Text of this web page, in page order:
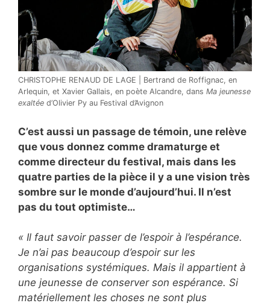
CHRISTOPHE RENAUD DE LAGE | Bertrand de Roffignac, en
Arlequin, et Xavier Gallais, en poète Alcandre, dans Ma jeunesse
exaltée d’Olivier Py au Festival d’Avignon
C’est aussi un passage de témoin, une relève
que vous donnez comme dramaturge et
comme directeur du festival, mais dans les
quatre parties de la pièce il y a une vision très
sombre sur le monde d’aujourd’hui. Il n’est
pas du tout optimiste…
« Il faut savoir passer de l’espoir à l’espérance.
Je n’ai pas beaucoup d’espoir sur les
organisations systémiques. Mais il appartient à
une jeunesse de conserver son espérance. Si
matériellement les choses ne sont plus